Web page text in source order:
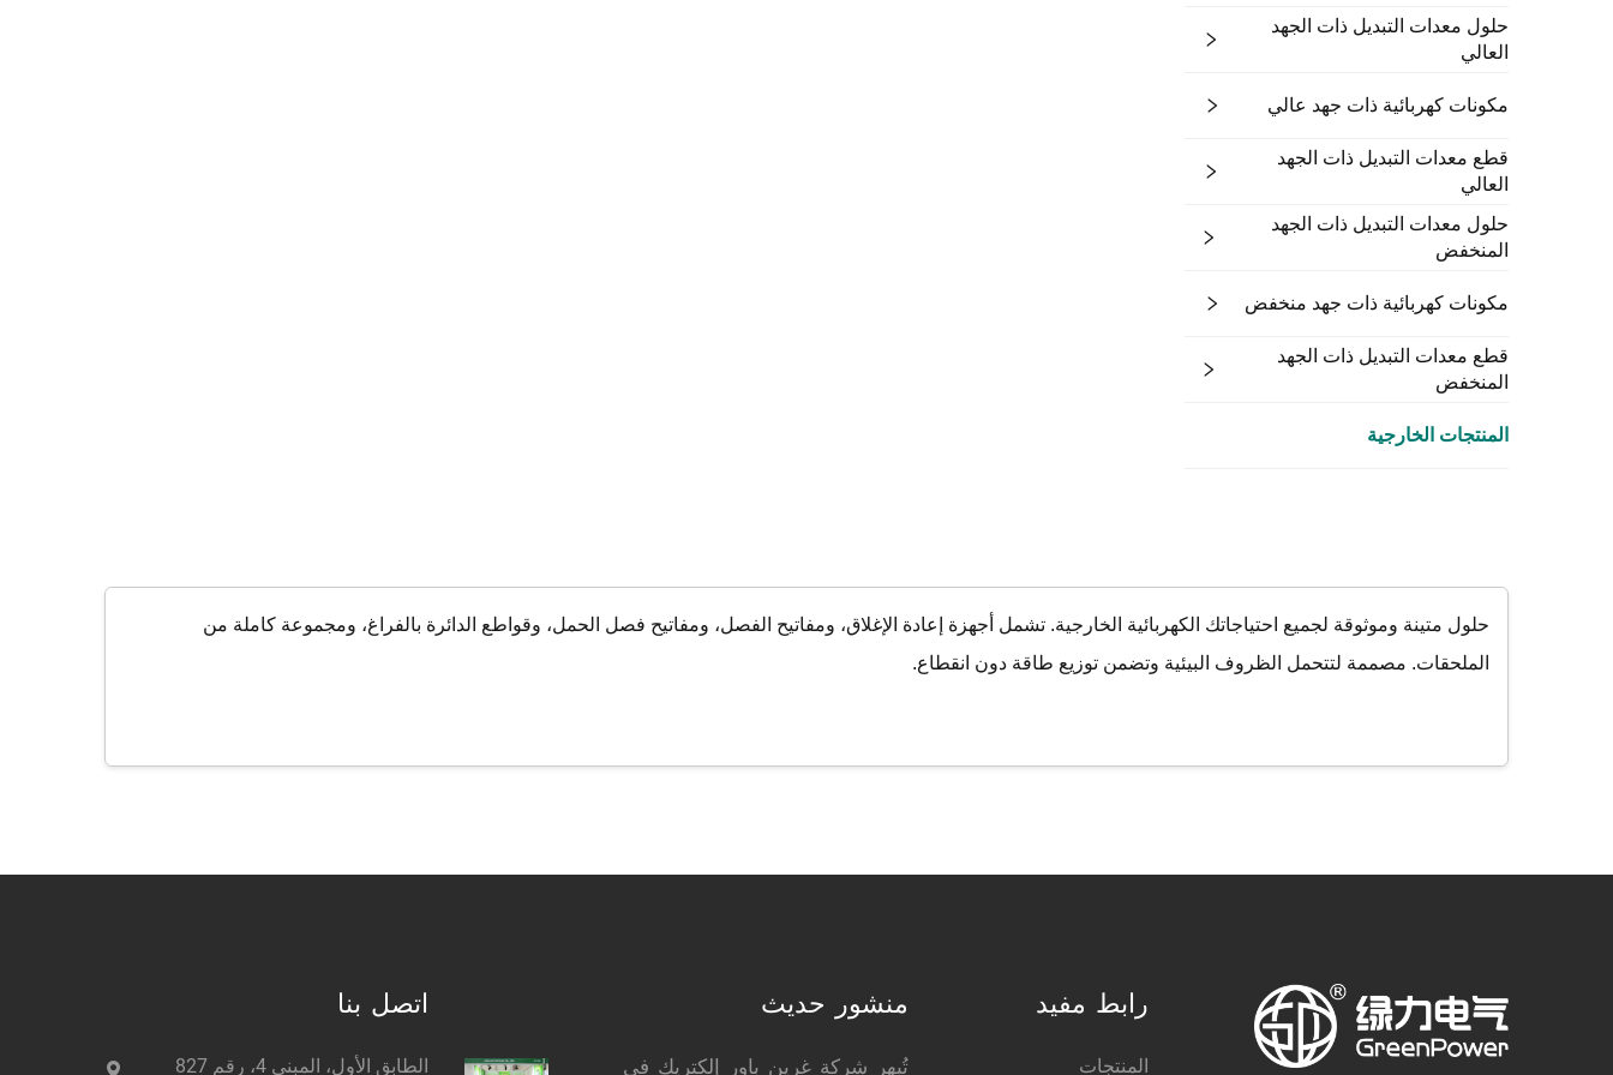
حلول معدات التبديل ذات الجهد
العالي
مكونات كهربائية ذات جهد عالي
قطع معدات التبديل ذات الجهد
العالي
حلول معدات التبديل ذات الجهد
المنخفض
مكونات كهربائية ذات جهد منخفض
قطع معدات التبديل ذات الجهد
المنخفض
المنتجات الخارجية
حلول متينة وموثوقة لجميع احتياجاتك الكهربائية الخارجية. تشمل أجهزة إعادة الإغلاق، ومفاتيح الفصل، ومفاتيح فصل الحمل، وقواطع الدائرة بالفراغ، ومجموعة كاملة من
الملحقات. مصممة لتتحمل الظروف البيئية وتضمن توزيع طاقة دون انقطاع.
رابط مفيد
المنتجات
منشور حديث
تُبهر شركة غرين باور إلكتريك في
اتصل بنا
الطابق الأول، المبنى 4، رقم 827